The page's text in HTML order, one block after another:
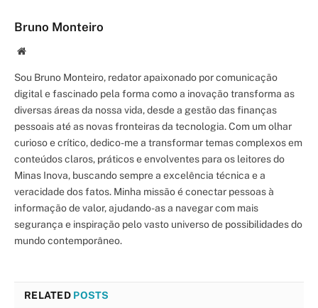
Bruno Monteiro
Site/Blog
Sou Bruno Monteiro, redator apaixonado por comunicação
digital e fascinado pela forma como a inovação transforma as
diversas áreas da nossa vida, desde a gestão das finanças
pessoais até as novas fronteiras da tecnologia. Com um olhar
curioso e crítico, dedico-me a transformar temas complexos em
conteúdos claros, práticos e envolventes para os leitores do
Minas Inova, buscando sempre a excelência técnica e a
veracidade dos fatos. Minha missão é conectar pessoas à
informação de valor, ajudando-as a navegar com mais
segurança e inspiração pelo vasto universo de possibilidades do
mundo contemporâneo.
RELATED POSTS